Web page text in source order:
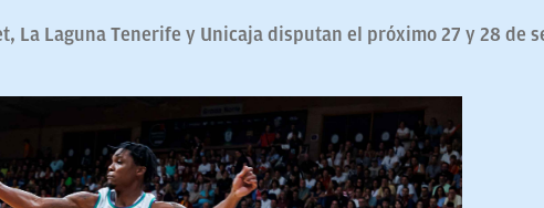
La Laguna Tenerife y Unicaja disputan el próximo 27 y 28